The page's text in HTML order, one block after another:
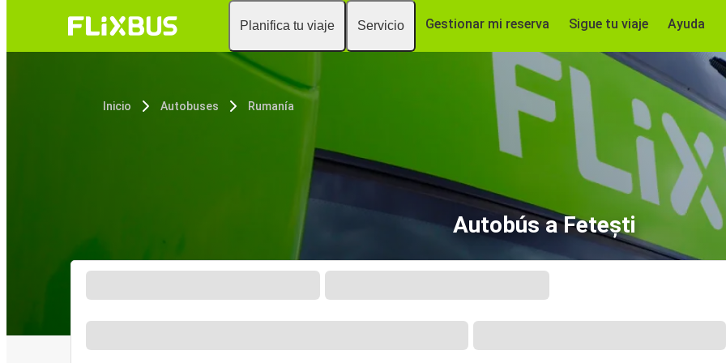
Planifica tu viaje Servicio Gestionar mi reserva Sigue tu viaje Ayuda
Inicio Autobuses Rumanía
Autobús a Fetești